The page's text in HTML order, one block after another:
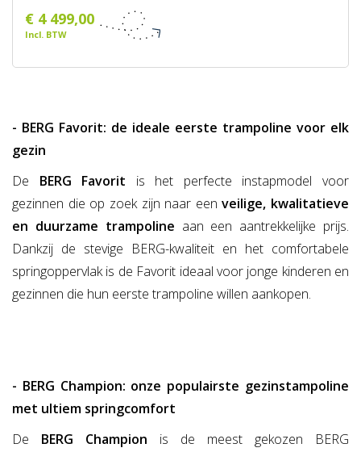
€ 4 499,00
Incl. BTW
- BERG Favorit: de ideale eerste trampoline voor elk
gezin
De BERG Favorit is het perfecte instapmodel voor
gezinnen die op zoek zijn naar eenveilige, kwalitatieve
en duurzame trampoline aan een aantrekkelijke prijs.
Dankzij de stevige BERG-kwaliteit en het comfortabele
springoppervlak is de Favorit ideaal voor jonge kinderen en
gezinnen die hun eerste trampoline willen aankopen.
- BERG Champion: onze populairste gezinstampoline
met ultiem springcomfort
De BERG Champion is de meest gekozen BERG